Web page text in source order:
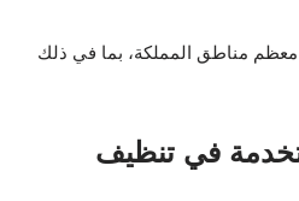
معظم مناطق المملكة، بما في ذلك
في تنظيف